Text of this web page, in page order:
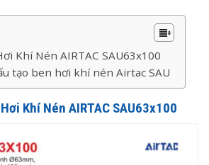
Khí Nén AIRTAC SAU63x100
tạo ben hơi khí nén Airtac SAU
Khí Nén AIRTAC SAU63x100